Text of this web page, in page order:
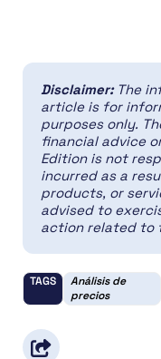
Disclaimer: The
article is for
purposes only.
financial advice
Edition is not
incurred as a
products, or
advised to
action related to
TAGS
Análisis de
precios